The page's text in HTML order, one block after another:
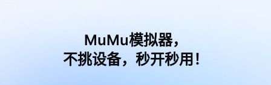
MuMu模拟器，
不挑设备，秒开秒用！